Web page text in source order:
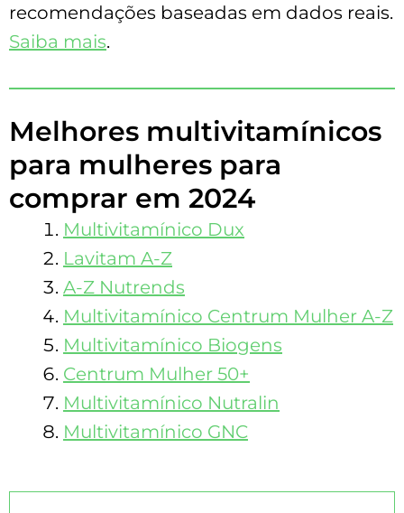
recomendações baseadas em dados reais.
Saiba mais.
Melhores multivitamínicos
para mulheres para
comprar em 2024
Multivitamínico Dux
Lavitam A-Z
A-Z Nutrends
Multivitamínico Centrum Mulher A-Z
Multivitamínico Biogens
Centrum Mulher 50+
Multivitamínico Nutralin
Multivitamínico GNC